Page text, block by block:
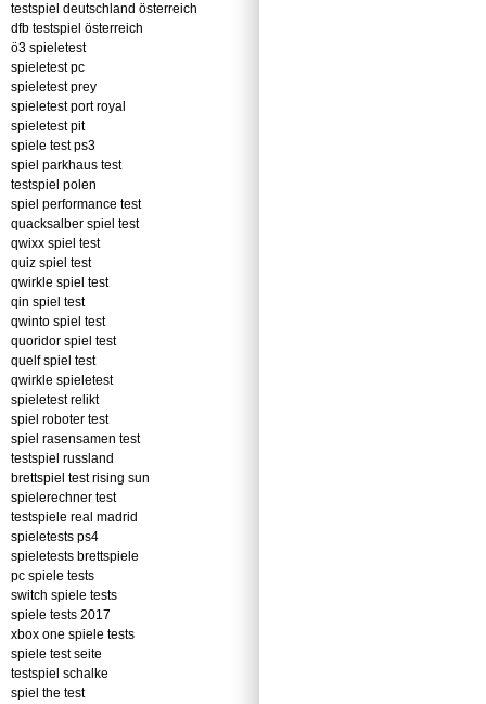
testspiel deutschland österreich
dfb testspiel österreich
ö3 spieletest
spieletest pc
spieletest prey
spieletest port royal
spieletest pit
spiele test ps3
spiel parkhaus test
testspiel polen
spiel performance test
quacksalber spiel test
qwixx spiel test
quiz spiel test
qwirkle spiel test
qin spiel test
qwinto spiel test
quoridor spiel test
quelf spiel test
qwirkle spieletest
spieletest relikt
spiel roboter test
spiel rasensamen test
testspiel russland
brettspiel test rising sun
spielerechner test
testspiele real madrid
spieletests ps4
spieletests brettspiele
pc spiele tests
switch spiele tests
spiele tests 2017
xbox one spiele tests
spiele test seite
testspiel schalke
spiel the test